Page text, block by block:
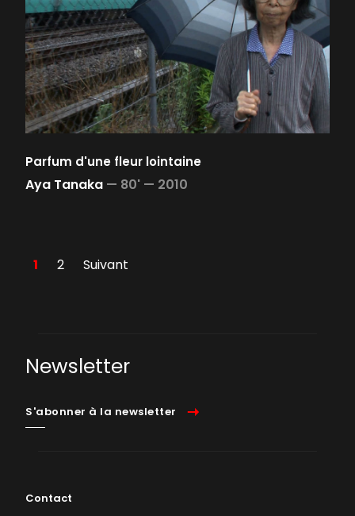
Parfum d'une fleur lointaine
Aya Tanaka — 80' — 2010
1 2 Suivant
Newsletter
S'abonner à la newsletter
Contact